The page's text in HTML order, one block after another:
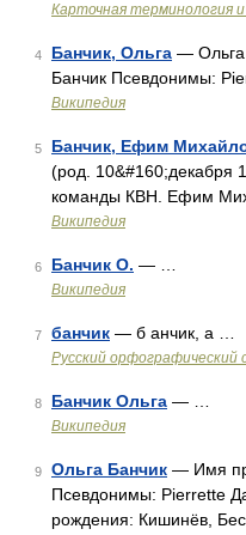
Карточная терминология и
4 Банчик, Ольга — Ольга
Банчик Псевдонимы:
Википедия
5 Банчик, Ефим
(род. 10&#160;декабря
команды КВН. Ефим
Википедия
6 Банчик О. — …
Википедия
7 банчик — б анчик, а …
Русский орфографический
8 Банчик Ольга — …
Википедия
9 Ольга Банчик — Имя
Псевдонимы: Pierrette
рождения: Кишинёв,